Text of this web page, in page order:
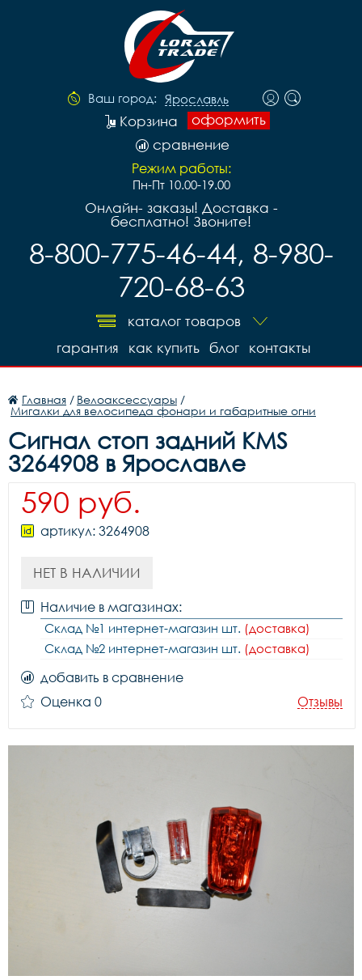
Ваш город: Ярославль
оформить
Корзина
сравнение
Режим работы:
Пн-Пт 10.00-19.00
Онлайн- заказы! Доставка -
бесплатно! Звоните!
8-800-775-46-44, 8-980-
720-68-63
каталог товаров
контакты
блог
как купить
гарантия
Главная / Велоаксессуары /
Мигалки для велосипеда фонари и габаритные огни
Сигнал стоп задний KMS
3264908 в Ярославле
590 руб.
артикул: 3264908
НЕТ В НАЛИЧИИ
Наличие в магазинах:
Склад №1 интернет-магазин шт. (доставка)
Склад №2 интернет-магазин шт. (доставка)
добавить в сравнение
Оценка 0
Отзывы